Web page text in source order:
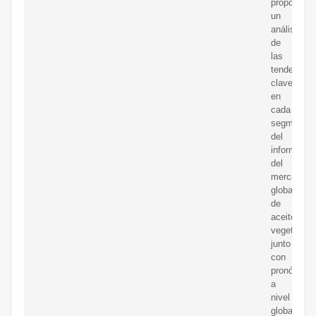
un
análisis
de
las
tendencias
clave
en
cada
segmento
del
informe
del
mercado
global
de
aceites
vegetales,
junto
con
a
nivel
global